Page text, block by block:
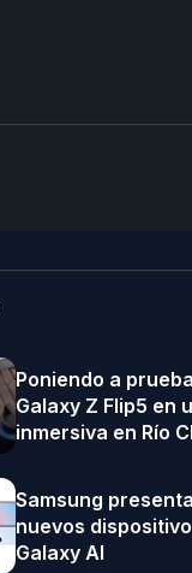
Poniendo a
Galaxy Z Flip5 en
inmersiva en Río
Samsung
nuevos
Galaxy AI